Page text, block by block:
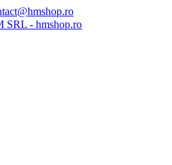
- hmshop.ro